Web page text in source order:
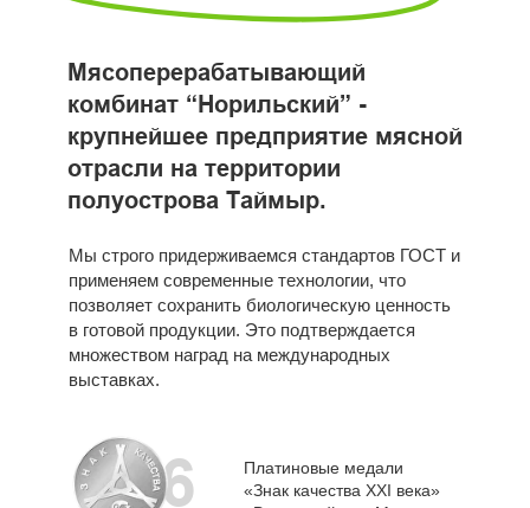
Мы строго придерживаемся стандартов ГОСТ и
применяем современные технологии, что
позволяет сохранить биологическую ценность
в готовой продукции. Это подтверждается
множеством наград на международных
выставках.
Мясоперерабатывающий
комбинат “Норильский” -
крупнейшее предприятие мясной
отрасли на территории
полуострова Таймыр.
Платиновые медали
«Знак качества XXI века»
6